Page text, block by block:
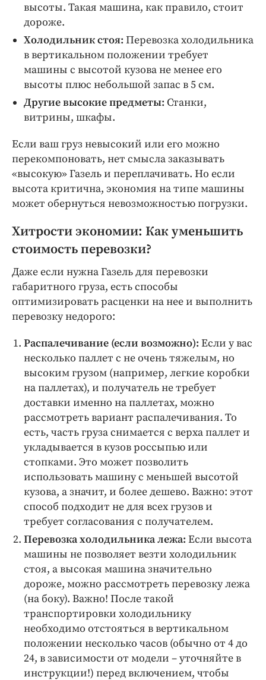
высоты. Такая машина, как правило, стоит
дороже.
Холодильник стоя: Перевозка холодильника
в вертикальном положении требует
машины с высотой кузова не менее его
высоты плюс небольшой запас в 5 см.
Другие высокие предметы: Станки,
витрины, шкафы.
Если ваш груз невысокий или его можно
перекомпоновать, нет смысла заказывать
«высокую» Газель и переплачивать. Но если
высота критична, экономия на типе машины
может обернуться невозможностью погрузки.
Хитрости экономии: Как уменьшить
стоимость перевозки?
Даже если нужна Газель для перевозки
габаритного груза, есть способы
оптимизировать расценки на нее и выполнить
перевозку недорого:
Распалечивание (если возможно): Если у вас
несколько паллет с не очень тяжелым, но
высоким грузом (например, легкие коробки
на паллетах), и получатель не требует
доставки именно на паллетах, можно
рассмотреть вариант распалечивания. То
есть, часть груза снимается с верха паллет и
укладывается в кузов россыпью или
стопками. Это может позволить
использовать машину с меньшей высотой
кузова, а значит, и более дешево. Важно: этот
способ подходит не для всех грузов и
требует согласования с получателем.
Перевозка холодильника лежа: Если высота
машины не позволяет везти холодильник
стоя, а высокая машина значительно
дороже, можно рассмотреть перевозку лежа
(на боку). Важно! После такой
транспортировки холодильнику
необходимо отстояться в вертикальном
положении несколько часов (обычно от 4 до
24, в зависимости от модели – уточняйте в
инструкции!) перед включением, чтобы